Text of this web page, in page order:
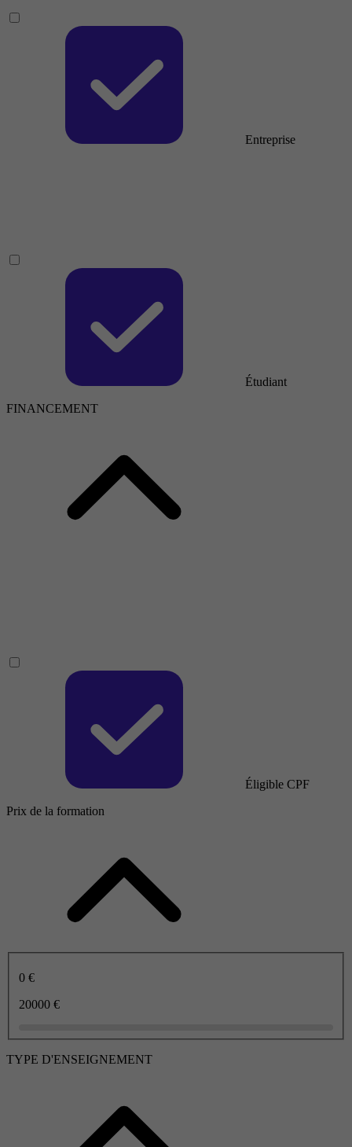
Entreprise
Étudiant
FINANCEMENT
Éligible CPF
Prix de la formation
0 €
20000 €
TYPE D'ENSEIGNEMENT